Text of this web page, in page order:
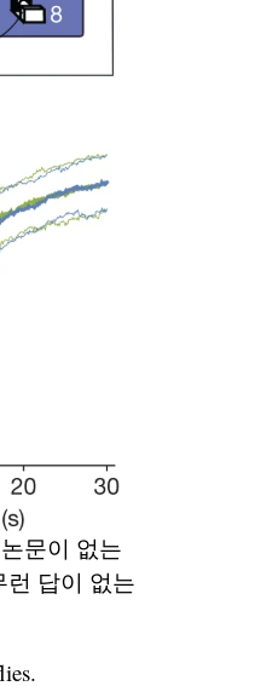
문이 없는
답이 없는